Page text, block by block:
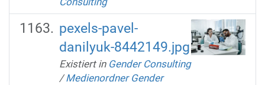
pexels-pavel-
danilyuk-8442149.jpg
Existiert in Gender Consulting
/Medienordner Gender